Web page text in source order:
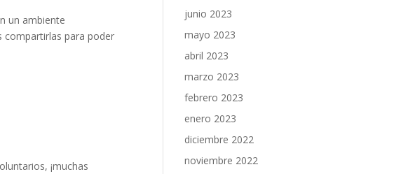
un ambiente
compartirlas para poder
¡muchas
junio 2023
mayo 2023
abril 2023
marzo 2023
febrero 2023
enero 2023
diciembre 2022
noviembre 2022